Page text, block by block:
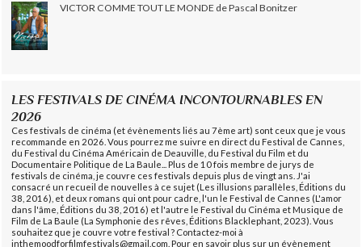
VICTOR COMME TOUT LE MONDE de Pascal Bonitzer
LES FESTIVALS DE CINÉMA INCONTOURNABLES EN
2026
Ces festivals de cinéma (et évènements liés au 7ème art) sont ceux que je vous
recommande en 2026. Vous pourrez me suivre en direct du Festival de Cannes,
du Festival du Cinéma Américain de Deauville, du Festival du Film et du
Documentaire Politique de La Baule... Plus de 10 fois membre de jurys de
festivals de cinéma, je couvre ces festivals depuis plus de vingt ans. J'ai
consacré un recueil de nouvelles à ce sujet (Les illusions parallèles, Éditions du
38, 2016), et deux romans qui ont pour cadre, l'un le Festival de Cannes (L'amor
dans l'âme, Éditions du 38, 2016) et l'autre le Festival du Cinéma et Musique de
Film de La Baule (La Symphonie des rêves, Éditions Blacklephant, 2023). Vous
souhaitez que je couvre votre festival ? Contactez-moi à
inthemoodforfilmfestivals@gmail.com. Pour en savoir plus sur un évènement